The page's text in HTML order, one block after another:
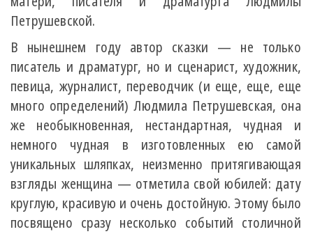
Петрушевской.
В нынешнем году автор сказки — не только
писатель и драматург, но и сценарист, художник,
певица, журналист, переводчик (и еще, еще, еще
много определений) Людмила Петрушевская, она
же необыкновенная, нестандартная, чудная и
немного чудная в изготовленных ею самой
уникальных шляпках, неизменно притягивающая
взгляды женщина — отметила свой юбилей: дату
круглую, красивую и очень достойную. Этому было
посвящено сразу несколько событий столичной